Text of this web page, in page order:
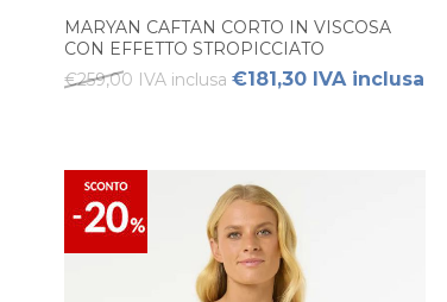
MARYAN CAFTAN CORTO IN VISCOSA
CON EFFETTO STROPICCIATO
€259,00 IVA inclusa €181,30 IVA inclusa